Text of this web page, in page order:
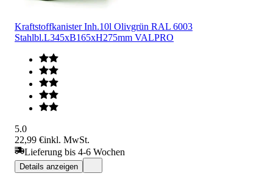
Kraftstoffkanister Inh.10l Olivgrün RAL 6003
Stahlbl.L345xB165xH275mm VALPRO
5.0
22,99 €inkl. MwSt.
Lieferung bis 4-6 Wochen
Details anzeigen